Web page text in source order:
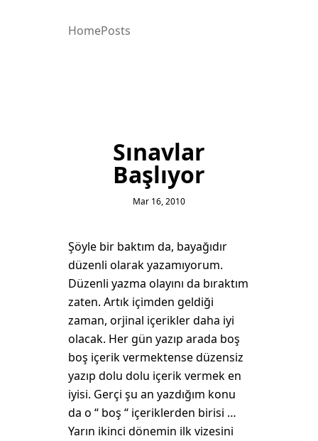
HomePosts
Sınavlar
Başlıyor
Mar 16, 2010
Şöyle bir baktım da, bayağıdır
düzenli olarak yazamıyorum.
Düzenli yazma olayını da bıraktım
zaten. Artık içimden geldiği
zaman, orjinal içerikler daha iyi
olacak. Her gün yazıp arada boş
boş içerik vermektense düzensiz
yazıp dolu dolu içerik vermek en
iyisi. Gerçi şu an yazdığım konu
da o “ boş “ içeriklerden birisi …
Yarın ikinci dönemin ilk vizesini